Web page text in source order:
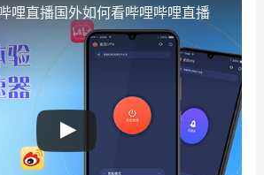
哩直播国外如何看哔哩哔哩直播